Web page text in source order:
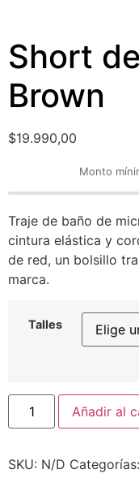
Short
Brown
$19.990,00
Monto
Traje de baño de
cintura elástica y
de red, un bolsillo
marca.
Talles
Añadir al
SKU: N/D Categorías: